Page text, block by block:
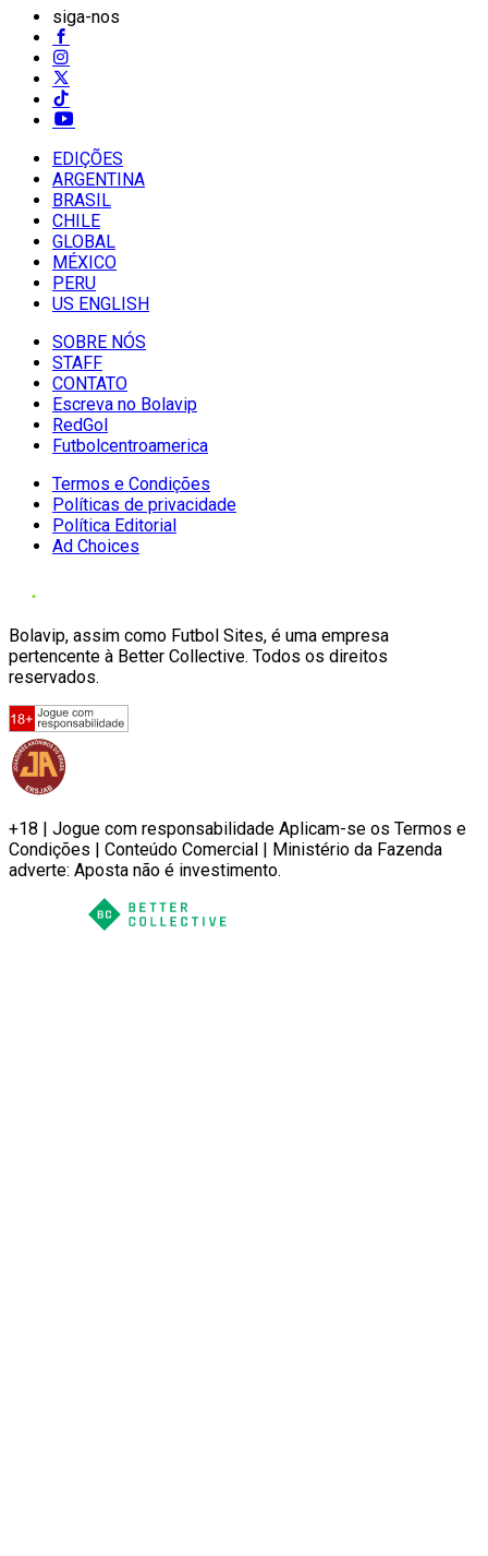
siga-nos
EDIÇÕES
ARGENTINA
BRASIL
CHILE
GLOBAL
MÉXICO
PERU
US ENGLISH
SOBRE NÓS
STAFF
CONTATO
Escreva no Bolavip
RedGol
Futbolcentroamerica
Termos e Condições
Políticas de privacidade
Política Editorial
Ad Choices
Bolavip, assim como Futbol Sites, é uma empresa
pertencente à Better Collective. Todos os direitos
reservados.
+18 | Jogue com responsabilidade Aplicam-se os Termos e
Condições | Conteúdo Comercial | Ministério da Fazenda
adverte: Aposta não é investimento.